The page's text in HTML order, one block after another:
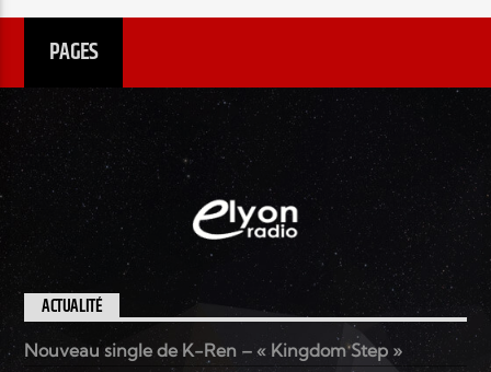
PAGES
ACTUALITÉ
Nouveau single de K-Ren – « Kingdom Step »